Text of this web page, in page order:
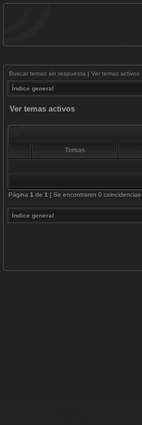
Buscar temas sin respuesta | Ver temas activos
Índice general
Ver temas activos
Temas
Página 1 de 1 [ Se encontraron 0 coincidencias
Índice general